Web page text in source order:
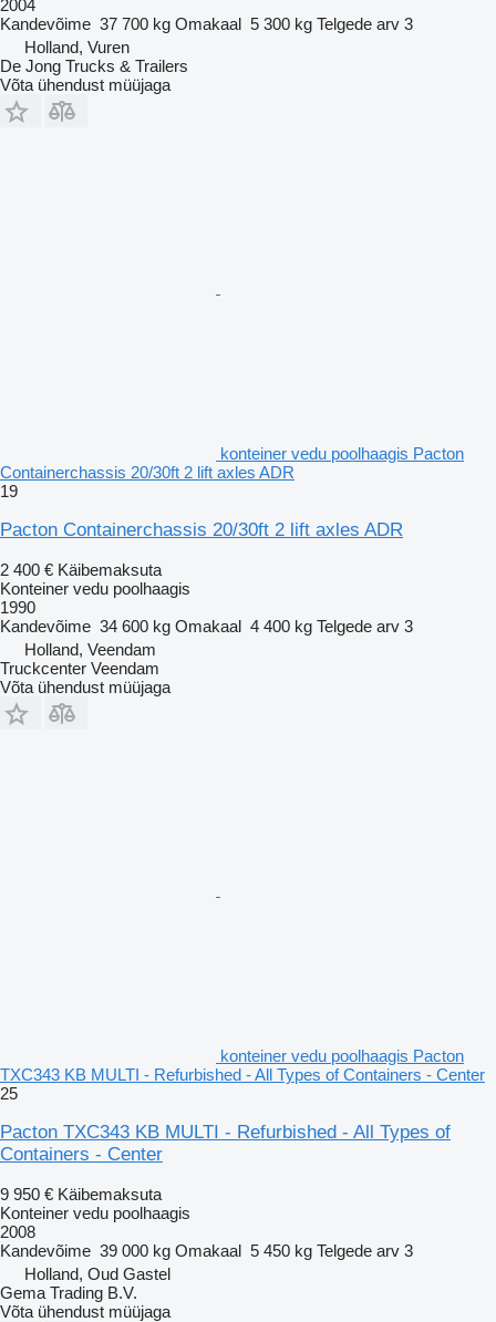
2004
Kandevõime 37 700 kg Omakaal 5 300 kg Telgede arv 3
Holland, Vuren
De Jong Trucks & Trailers
Võta ühendust müüjaga
konteiner vedu poolhaagis Pacton
Containerchassis 20/30ft 2 lift axles ADR
19
Pacton Containerchassis 20/30ft 2 lift axles ADR
2 400 € Käibemaksuta
Konteiner vedu poolhaagis
1990
Kandevõime 34 600 kg Omakaal 4 400 kg Telgede arv 3
Holland, Veendam
Truckcenter Veendam
Võta ühendust müüjaga
konteiner vedu poolhaagis Pacton
TXC343 KB MULTI - Refurbished - All Types of Containers - Center
25
Pacton TXC343 KB MULTI - Refurbished - All Types of
Containers - Center
9 950 € Käibemaksuta
Konteiner vedu poolhaagis
2008
Kandevõime 39 000 kg Omakaal 5 450 kg Telgede arv 3
Holland, Oud Gastel
Gema Trading B.V.
Võta ühendust müüjaga